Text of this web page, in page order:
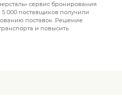
сервис бронирования
000 поставщиков получили
поставок. Решение
и повысить